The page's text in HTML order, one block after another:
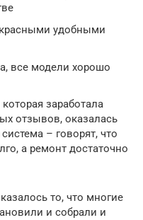
удобными
все модели хорошо
заработала
отзывов, оказалась
– говорят, что
а ремонт достаточно
то, что многие
и собрали и